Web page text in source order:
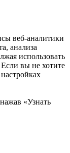
веб-аналитики
анализа
использовать
Если вы не хотите
«Узнать